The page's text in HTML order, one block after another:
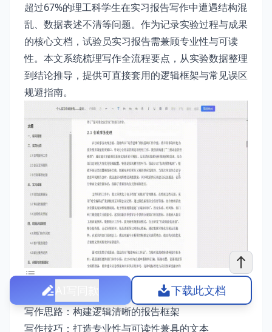
超过67%的理工科学生在实习报告写作中遭遇结构混
乱、数据表述不清等问题。作为记录实验过程与成果
的核心文档，试验员实习报告需兼顾专业性与可读
性。本文系统梳理写作全流程要点，从实验数据整理
到结论推导，提供可直接套用的逻辑框架与常见误区
规避指南。
关于试验员实习报告写作全攻略的写作指南
写作思路：构建逻辑清晰的报告框架
写作技巧：打造专业性与可读性兼具的文本
下载此文档